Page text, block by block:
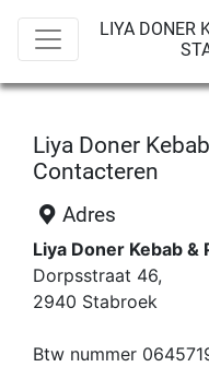
LIYA DONER
Liya Doner
Contacteren
Adres
Liya Doner Kebab &
Dorpsstraat 46,
2940 Stabroek
Btw nummer